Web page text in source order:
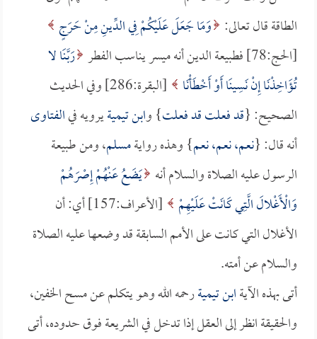
الطاقة قال تعالى: وَمَا جَعَلَ عَلَيْكُمْ فِي الدِّينِ مِنْ حَرَجٍ
[الحج:78] فطبيعة الدين أنه ميسر يناسب الفطر
رَبَّنَا لا
تُؤَاخِذْنَا إِنْ نَسِينَا أَوْ أَخْطَأْنَا
[البقرة:286] وفي الحديث
الصحيح: {قد فعلت قد فعلت} وابن تيميةيرويه فيالفتاوى
أنه قال: {نعم، نعم، نعم} وهذه روايةمسلم، ومن طبيعة
الرسول عليه الصلاة والسلام أنه يَضَعُ عَنْهُمْ إِصْرَهُمْ
وَالْأَغْلالَ الَّتِي كَانَتْ عَلَيْهِمْ
[الأعراف:157] أي: أن
الأغلال التي كانت على الأمم السابقة قد وضعها عليه الصلاة
والسلام عن أمته.
أتى بهذه الآيةابن تيميةرحمه الله وهو يتكلم عن مسح الخفين،
والحقيقة انظر إلى العقل إذا تدخل في الشريعة فوق حدوده، أتى